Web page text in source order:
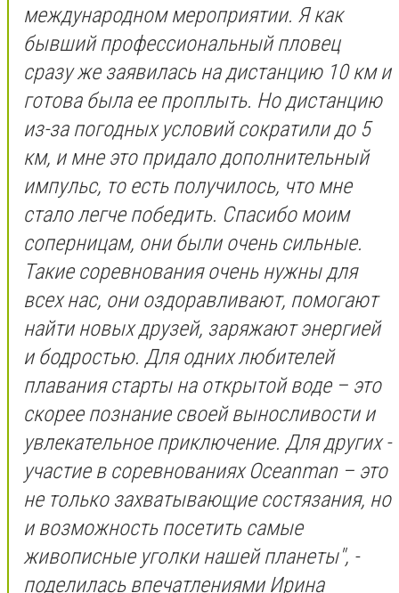
международном мероприятии. Я как
бывший профессиональный пловец
сразу же заявилась на дистанцию 10 км и
готова была ее проплыть. Но дистанцию
из-за погодных условий сократили до 5
км, и мне это придало дополнительный
импульс, то есть получилось, что мне
стало легче победить. Спасибо моим
соперницам, они были очень сильные.
Такие соревнования очень нужны для
всех нас, они оздоравливают, помогают
найти новых друзей, заряжают энергией
и бодростью. Для одних любителей
плавания старты на открытой воде – это
скорее познание своей выносливости и
увлекательное приключение. Для других -
участие в соревнованиях Oceanman – это
не только захватывающие состязания, но
и возможность посетить самые
живописные уголки нашей планеты", -
поделилась впечатлениями Ирина